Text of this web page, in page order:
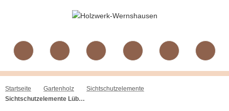
Startseite Gartenholz
Sichtschutzelemente
Sichtschutzelemente Lübeck